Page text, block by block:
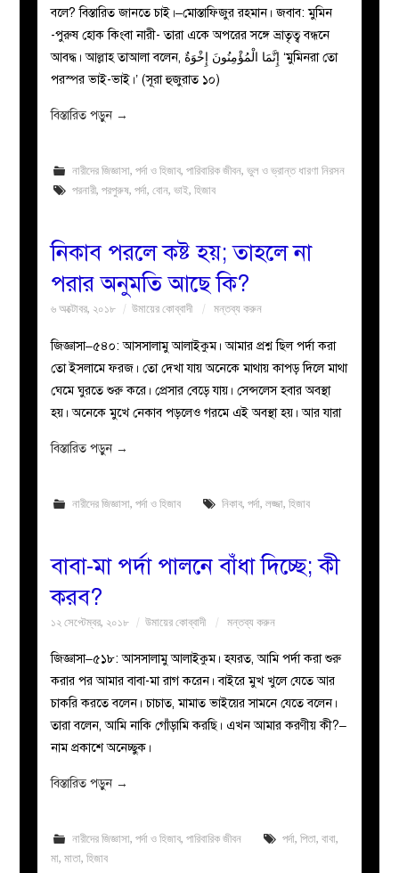
বলে? বিস্তারিত জানতে চাই।–মোস্তাফিজুর রহমান। জবাব: মুমিন
-পুরুষ হোক কিংবা নারী- তারা একে অপরের সঙ্গে ভ্রাতৃত্ব বন্ধনে
আবদ্ধ। আল্লাহ তাআলা বলেন, إِنَّمَا الْمُؤْمِنُونَ إِخْوَةٌ ‘মুমিনরা তো
পরস্পর ভাই-ভাই।’ (সূরা হুজুরাত ১০)
বিস্তারিত পড়ুন →
নারীদের জিজ্ঞাসা, পর্দা ও হিজাব, পারিবারিক জীবন, ভুল ও ভ্রান্ত ধারণা নিরসন
পরনারী, পরপুরুষ, পর্দা, বোন, ভাই, হিজাব
নিকাব পরলে কষ্ট হয়; তাহলে না
পরার অনুমতি আছে কি?
৬ অক্টোবর, ২০১৮ উমায়ের কোব্বাদী মন্তব্য করুন
জিজ্ঞাসা–৫৪০: আসসালামু আলাইকুম। আমার প্রশ্ন ছিল পর্দা করা
তো ইসলামে ফরজ। তো দেখা যায় অনেকে মাথায় কাপড় দিলে মাথা
ঘেমে ঘুরতে শুরু করে। প্রেসার বেড়ে যায়। সেন্সলেস হবার অবস্থা
হয়। অনেকে মুখে নেকাব পড়লেও গরমে এই অবস্থা হয়। আর যারা
বিস্তারিত পড়ুন →
নারীদের জিজ্ঞাসা, পর্দা ও হিজাব নিকাব, পর্দা, লজ্জা, হিজাব
বাবা-মা পর্দা পালনে বাঁধা দিচ্ছে; কী
করব?
১২ সেপ্টেম্বর, ২০১৮ উমায়ের কোব্বাদী মন্তব্য করুন
জিজ্ঞাসা–৫১৮: আসসালামু আলাইকুম। হযরত, আমি পর্দা করা শুরু
করার পর আমার বাবা-মা রাগ করেন। বাইরে মুখ খুলে যেতে আর
চাকরি করতে বলেন। চাচাত, মামাত ভাইয়ের সামনে যেতে বলেন।
তারা বলেন, আমি নাকি গোঁড়ামি করছি। এখন আমার করণীয় কী?–
নাম প্রকাশে অনেচ্ছুক।
বিস্তারিত পড়ুন →
নারীদের জিজ্ঞাসা, পর্দা ও হিজাব, পারিবারিক জীবন পর্দা, পিতা, বাবা,
মা,মাতা,হিজাব